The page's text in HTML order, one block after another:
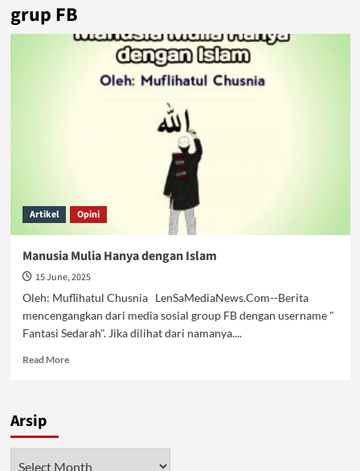
grup FB
Artikel Opini
Manusia Mulia Hanya dengan Islam
15 June, 2025
Oleh: Muflihatul Chusnia LenSaMediaNews.Com--Berita
mencengangkan dari media sosial group FB dengan username "
Fantasi Sedarah". Jika dilihat dari namanya....
Read MoreRead
dengan
Islam
Arsip